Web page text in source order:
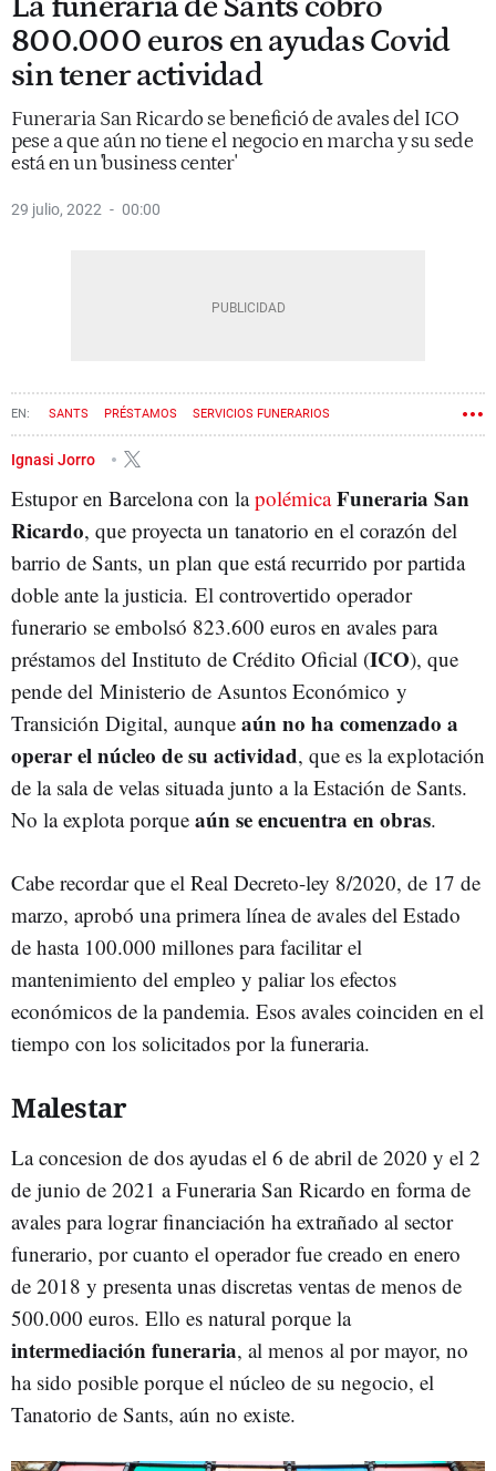
800.000 euros en ayudas Covid
sin tener actividad
Funeraria San Ricardo se benefició de avales del ICO
pese a que aún no tiene el negocio en marcha y su sede
está en un 'business center'
29 julio, 2022 00:00
SANTS PRÉSTAMOS SERVICIOS FUNERARIOS
Ignasi Jorro
Estupor en Barcelona con lapolémica Funeraria San
Ricardo, que proyecta un tanatorio en el corazón del
barrio de Sants, un plan que está recurrido por partida
doble ante la justicia. El controvertido operador
funerario se embolsó 823.600 euros en avales para
préstamos del Instituto de Crédito Oficial (ICO), que
pende del Ministerio de Asuntos Económico y
Transición Digital, aunque aún no ha comenzado a
operar el núcleo de su actividad, que es la explotación
de la sala de velas situada junto a la Estación de Sants.
No la explota porque aún se encuentra en obras.
Cabe recordar que el Real Decreto-ley 8/2020, de 17 de
marzo, aprobó una primera línea de avales del Estado
de hasta 100.000 millones para facilitar el
mantenimiento del empleo y paliar los efectos
económicos de la pandemia. Esos avales coinciden en el
tiempo con los solicitados por la funeraria.
Malestar
La concesion de dos ayudas el 6 de abril de 2020 y el 2
de junio de 2021 a Funeraria San Ricardo en forma de
avales para lograr financiación ha extrañado al sector
funerario, por cuanto el operador fue creado en enero
de 2018 y presenta unas discretas ventas de menos de
500.000 euros. Ello es natural porque la
intermediación funeraria, al menos al por mayor, no
ha sido posible porque el núcleo de su negocio, el
Tanatorio de Sants, aún no existe.